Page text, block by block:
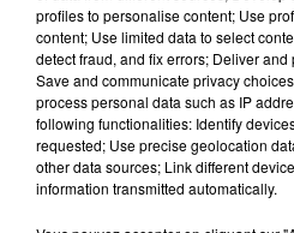
29 juin 2026 - 4 min 54 sec
L'INFO DU GARD DU
Ecoutez sur Totem
le bassin d'Alès avec les
journalistes sur le terrain.
profiles to personalise content; Use
content; Use limited data to select
detect fraud, and fix errors; Deliver
Save and communicate privacy
process personal data such as IP
following functionalities: Identify
requested; Use precise geolocation
other data sources; Link different
information transmitted automatically.